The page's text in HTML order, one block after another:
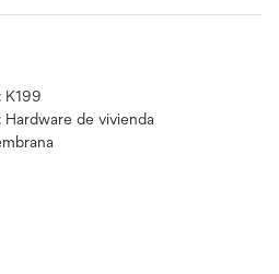
K199
Hardware de vivienda